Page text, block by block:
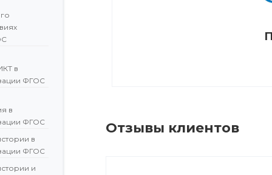
в
ФГОС
в
ФГОС
в
ФГОС
и
Отзывы клиентов